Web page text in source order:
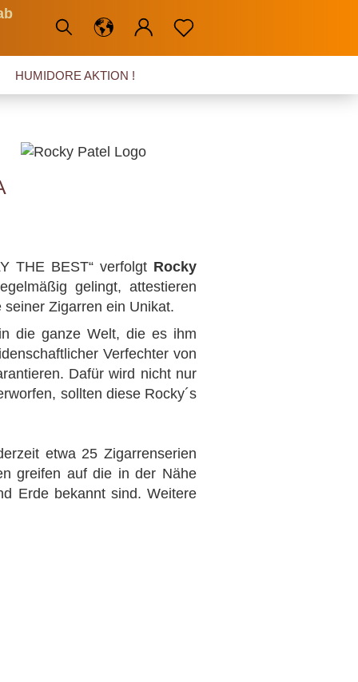
HUMIDORE AKTION !
THE BEST“ verfolgt Rocky
gelingt, attestieren
seiner Zigarren ein Unikat.
die ganze Welt, die es ihm
Verfechter von
Dafür wird nicht nur
sollten diese Rocky´s
etwa 25 Zigarrenserien
greifen auf die in der Nähe
Erde bekannt sind. Weitere